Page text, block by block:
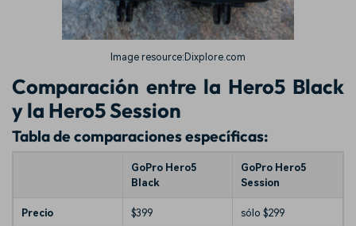
Image resource:Dixplore.com
Comparación entre la Hero5 Black
y la Hero5 Session
Tabla de comparaciones específicas:
GoPro Hero5
Black
GoPro Hero5
Session
Precio $399 sólo $299